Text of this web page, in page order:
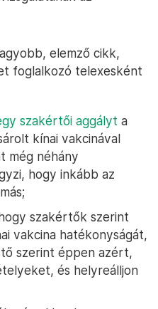
elemző cikk,
foglalkozó telexesként
szakértői aggályt a
kínai vakcinával
még néhány
hogy inkább az
szakértők szerint
vakcina hatékonyságát,
szerint éppen azért,
és helyreálljon